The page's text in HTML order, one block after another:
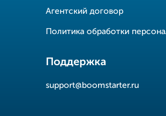
Агентский договор
Политика обработки
Поддержка
support@boomstarter.ru